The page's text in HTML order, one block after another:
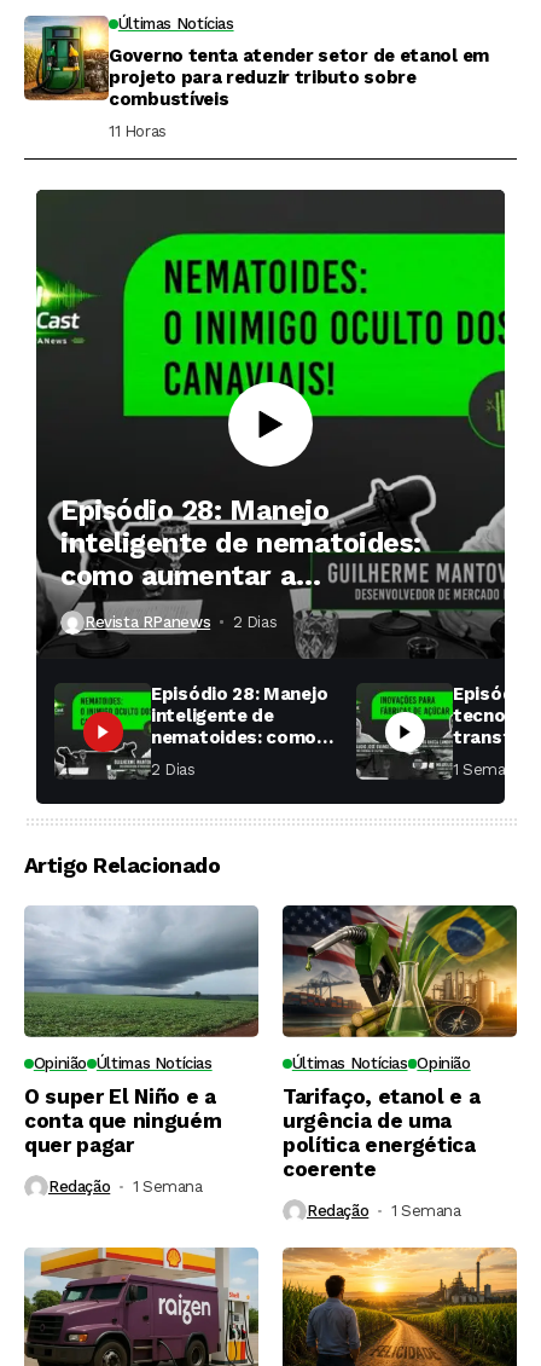
Últimas Notícias
Governo tenta atender setor de etanol em
projeto para reduzir tributo sobre
combustíveis
11 Horas ⁮
Episódio 28: Manejo
inteligente de nematoides:
como aumentar a
produtividade das soqueiras?
Revista RPanews 2 Dias ⁮
Episódio 28: Manejo
inteligente de
nematoides: como
aumentar a
produtividade das
soqueiras?
2 Dias ⁮
Episódio
fábricas
1 Semana ⁮
Artigo Relacionado
Opinião Últimas Notícias
O super El Niño e a
conta que ninguém
quer pagar
Redação 1 Semana ⁮
Últimas Notícias Opinião
Tarifaço, etanol e a
urgência de uma
política energética
coerente
Redação 1 Semana ⁮